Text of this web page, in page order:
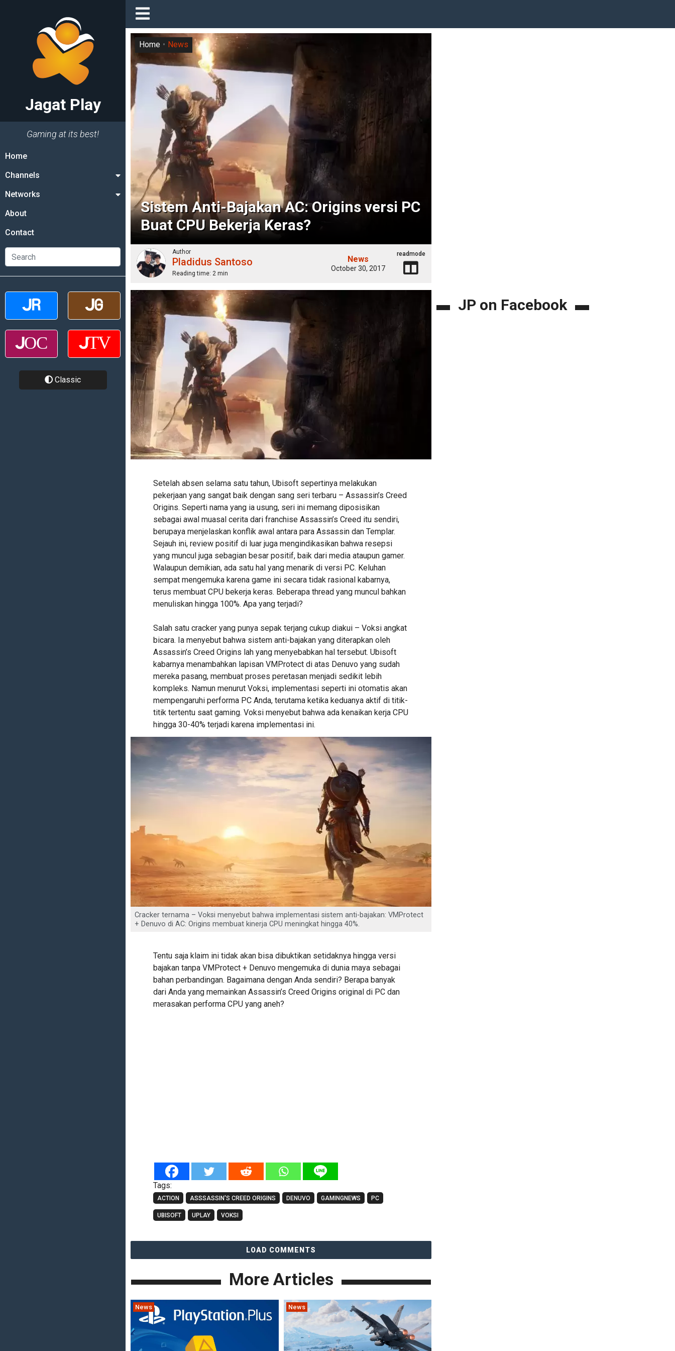
Jagat Play
Gaming at its best!
Home
Channels
Networks
About
Contact
Classic
Sistem Anti-Bajakan AC: Origins versi PC
Buat CPU Bekerja Keras?
Home News
Author
Pladidus Santoso
Reading time: 2 min
News
October 30, 2017
readmode
Setelah absen selama satu tahun, Ubisoft sepertinya melakukan
pekerjaan yang sangat baik dengan sang seri terbaru – Assassin’s Creed
Origins. Seperti nama yang ia usung, seri ini memang diposisikan
sebagai awal muasal cerita dari franchise Assassin’s Creed itu sendiri,
berupaya menjelaskan konflik awal antara para Assassin dan Templar.
Sejauh ini, review positif di luar juga mengindikasikan bahwa resepsi
yang muncul juga sebagian besar positif, baik dari media ataupun gamer.
Walaupun demikian, ada satu hal yang menarik di versi PC. Keluhan
sempat mengemuka karena game ini secara tidak rasional kabarnya,
terus membuat CPU bekerja keras. Beberapa thread yang muncul bahkan
menuliskan hingga 100%. Apa yang terjadi?
Salah satu cracker yang punya sepak terjang cukup diakui – Voksi angkat
bicara. Ia menyebut bahwa sistem anti-bajakan yang diterapkan oleh
Assassin’s Creed Origins lah yang menyebabkan hal tersebut. Ubisoft
kabarnya menambahkan lapisan VMProtect di atas Denuvo yang sudah
mereka pasang, membuat proses peretasan menjadi sedikit lebih
kompleks. Namun menurut Voksi, implementasi seperti ini otomatis akan
mempengaruhi performa PC Anda, terutama ketika keduanya aktif di titik-
titik tertentu saat gaming. Voksi menyebut bahwa ada kenaikan kerja CPU
hingga 30-40% terjadi karena implementasi ini.
Cracker ternama – Voksi menyebut bahwa implementasi sistem anti-bajakan: VMProtect
+ Denuvo di AC: Origins membuat kinerja CPU meningkat hingga 40%.
Tentu saja klaim ini tidak akan bisa dibuktikan setidaknya hingga versi
bajakan tanpa VMProtect + Denuvo mengemuka di dunia maya sebagai
bahan perbandingan. Bagaimana dengan Anda sendiri? Berapa banyak
dari Anda yang memainkan Assassin’s Creed Origins original di PC dan
merasakan performa CPU yang aneh?
Tags:
ACTION ASSSASSIN'S CREED ORIGINS DENUVO GAMINGNEWS PC
UBISOFT UPLAY VOKSI
LOAD COMMENTS
More Articles
News News
JP on Facebook